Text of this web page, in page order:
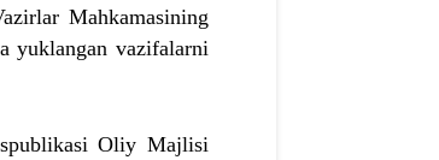
Mahkamasining
yuklangan vazifalarni
Oliy Majlisi